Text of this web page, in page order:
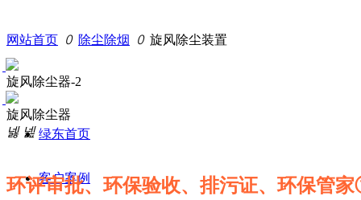
绿东首页
客户案例
环评审批、环保验收、排污证、环保管
网站首页 ꄲ 除尘除烟 ꄲ 旋风除尘装置
旋风除尘器-2
旋风除尘器
넳 넲